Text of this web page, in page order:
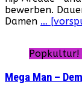
bewerben.
Damen …
Popkultur!
Mega Man –